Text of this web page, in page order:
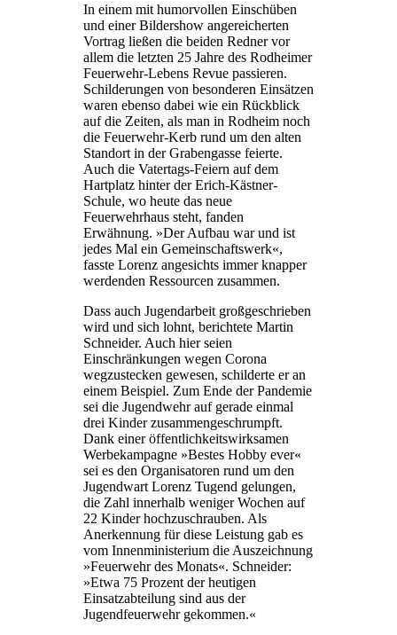
In einem mit humorvollen Einschüben
und einer Bildershow angereicherten
Vortrag ließen die beiden Redner vor
allem die letzten 25 Jahre des Rodheimer
Feuerwehr-Lebens Revue passieren.
Schilderungen von besonderen Einsätzen
waren ebenso dabei wie ein Rückblick
auf die Zeiten, als man in Rodheim noch
die Feuerwehr-Kerb rund um den alten
Standort in der Grabengasse feierte.
Auch die Vatertags-Feiern auf dem
Hartplatz hinter der Erich-Kästner-
Schule, wo heute das neue
Feuerwehrhaus steht, fanden
Erwähnung. »Der Aufbau war und ist
jedes Mal ein Gemeinschaftswerk«,
fasste Lorenz angesichts immer knapper
werdenden Ressourcen zusammen.
Dass auch Jugendarbeit großgeschrieben
wird und sich lohnt, berichtete Martin
Schneider. Auch hier seien
Einschränkungen wegen Corona
wegzustecken gewesen, schilderte er an
einem Beispiel. Zum Ende der Pandemie
sei die Jugendwehr auf gerade einmal
drei Kinder zusammengeschrumpft.
Dank einer öffentlichkeitswirksamen
Werbekampagne »Bestes Hobby ever«
sei es den Organisatoren rund um den
Jugendwart Lorenz Tugend gelungen,
die Zahl innerhalb weniger Wochen auf
22 Kinder hochzuschrauben. Als
Anerkennung für diese Leistung gab es
vom Innenministerium die Auszeichnung
»Feuerwehr des Monats«. Schneider:
»Etwa 75 Prozent der heutigen
Einsatzabteilung sind aus der
Jugendfeuerwehr gekommen.«